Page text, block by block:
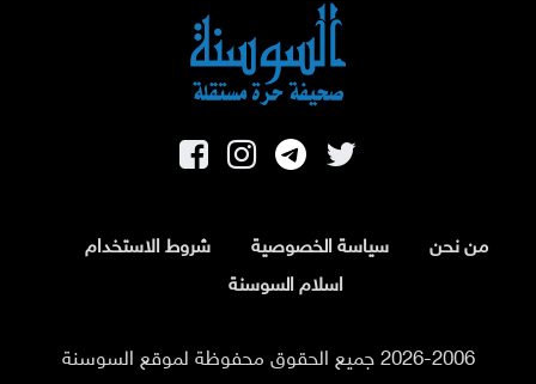
من نحن سياسة الخصوصية
شروط الاستخدام
اسلام السوسنة
2026-2006 جميع الحقوق محفوظة لموقع السوسنة